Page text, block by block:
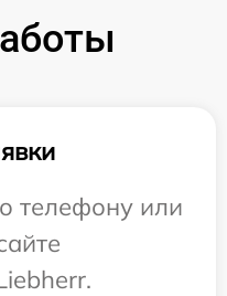
телефону или